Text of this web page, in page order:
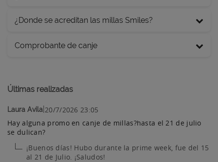
¿Donde se acreditan las millas Smiles?
Comprobante de canje
Últimas realizadas
Laura Avila 20/7/2026 23:05
Hay alguna promo en canje de millas?hasta el 21 de julio
se dulican?
¡Buenos días! Hubo durante la prime week, fue del 15
al 21 de Julio. ¡Saludos!